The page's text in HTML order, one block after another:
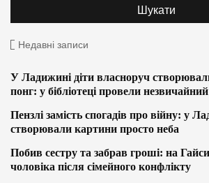
Недавні записи
У Ладижині діти власноруч
понг: у бібліотеці провели
Пензлі замість спогадів про війну: у
створювали картини просто неба
Побив сестру та забрав гроші: на
чоловіка після сімейного конфлікту